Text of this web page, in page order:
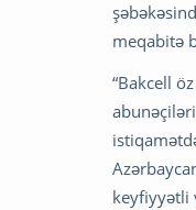
meqabitə
“Bakcell
keyfiyyətli